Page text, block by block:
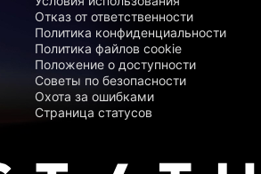
Отказ от ответственности
Политика конфиденциальности
Политика файлов cookie
Положение о доступности
Советы по безопасности
Охота за ошибками
Страница статусов